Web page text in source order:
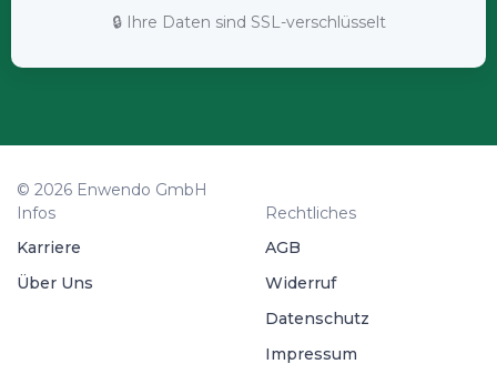
🔒 Ihre Daten sind SSL-verschlüsselt
© 2026 Enwendo GmbH
Infos
Karriere
Über Uns
Rechtliches
AGB
Widerruf
Datenschutz
Impressum